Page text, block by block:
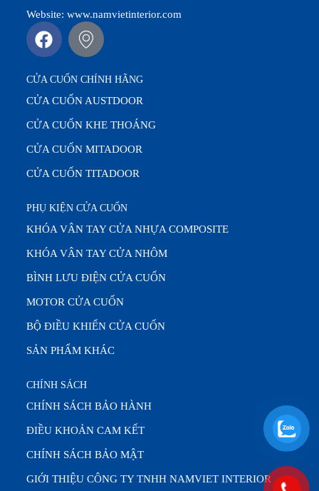
Website: www.namvietinterior.com
CỬA CUỐN CHÍNH HÃNG
CỬA CUỐN AUSTDOOR
CỬA CUỐN KHE THOÁNG
CỬA CUỐN MITADOOR
CỬA CUỐN TITADOOR
PHỤ KIỆN CỬA CUỐN
KHÓA VÂN TAY CỬA NHỰA COMPOSITE
KHÓA VÂN TAY CỬA NHÔM
BÌNH LƯU ĐIỆN CỬA CUỐN
MOTOR CỬA CUỐN
BỘ ĐIỀU KHIỂN CỬA CUỐN
SẢN PHẨM KHÁC
CHÍNH SÁCH
CHÍNH SÁCH BẢO HÀNH
ĐIỀU KHOẢN CAM KẾT
CHÍNH SÁCH BẢO MẬT
GIỚI THIỆU CÔNG TY TNHH NAMVIET INTERIOR